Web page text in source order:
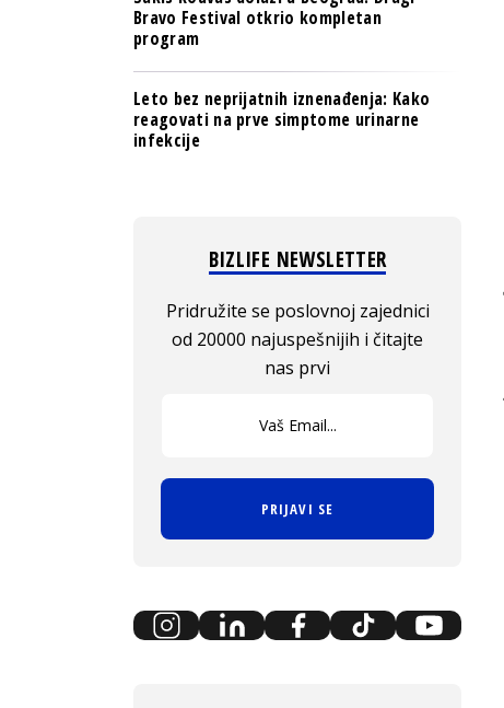
Bravo Festival otkrio kompletan
program
Leto bez neprijatnih iznenađenja: Kako
reagovati na prve simptome urinarne
infekcije
BIZLIFE NEWSLETTER
Pridružite se poslovnoj zajednici
od 20000 najuspešnijih i čitajte
nas prvi
PRIJAVI SE